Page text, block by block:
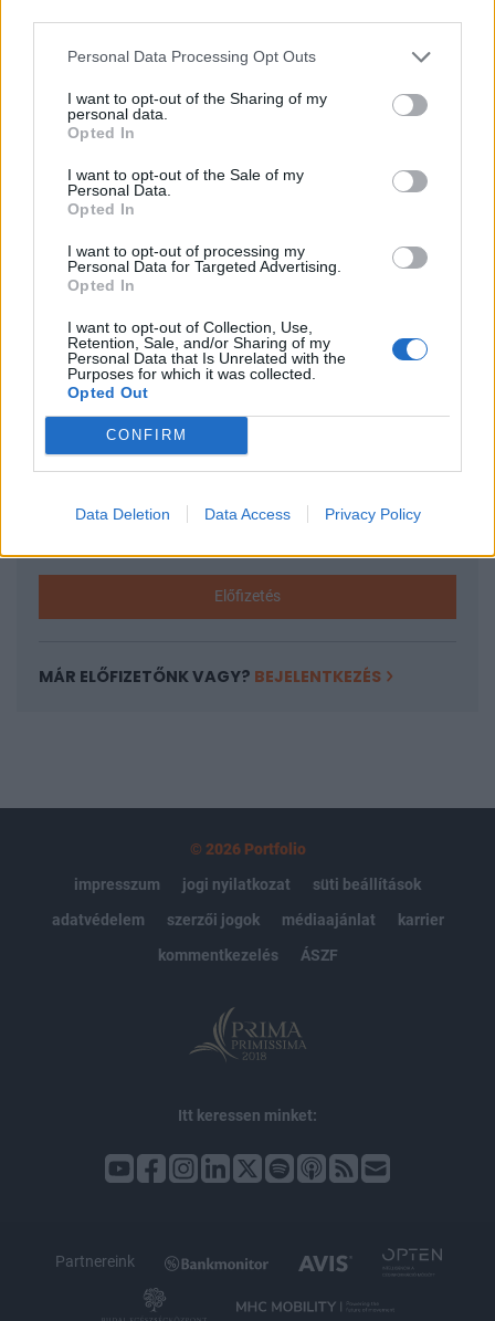
Personal Data Processing Opt Outs
I want to opt-out of the Sharing of my
personal data.
Opted In
I want to opt-out of the Sale of my
Personal Data.
Opted In
I want to opt-out of processing my
Personal Data for Targeted Advertising.
Opted In
I want to opt-out of Collection, Use,
Retention, Sale, and/or Sharing of my
Personal Data that Is Unrelated with the
Purposes for which it was collected.
Opted Out
CONFIRM
Data Deletion Data Access Privacy Policy
Nyugat-magyarországi Economic Forum 2026Október 15-
én jön a Nyugat-magyarországi Economic Forum, ami
magas szintű szakmai párbeszédet és értékes üzleti
kapcsolatokat kínál a régiós növekedés érdekében.
Részletek a linken.Információ és jelentkezésTovábbi
beszámolók a KFIB elemzéseiről:Kapcsolódó
cikkünk2014.12.10Így fizeti majd a sarcot a Tesco, Auchan,
Spar2014.12.10Egyetlen...
KEDVES OLVASÓNK!
A keresett cikk a portfolio.hu hírarchívumához
tartozik, melynek olvasása előfizetéses
regisztrációhoz kötött.
Az előfizetés a következőket tartalmazza:
Kötéslisták: BÉT elmúlt 2 év napon belüli
Előfizetés
MÁR ELŐFIZETŐNK VAGY? BEJELENTKEZÉS
© 2026 Portfolio
impresszum
jogi nyilatkozat
süti beállítások
adatvédelem
szerzői jogok médiaajánlat
karrier
kommentkezelés
ÁSZF
Itt keressen minket:
Partnereink